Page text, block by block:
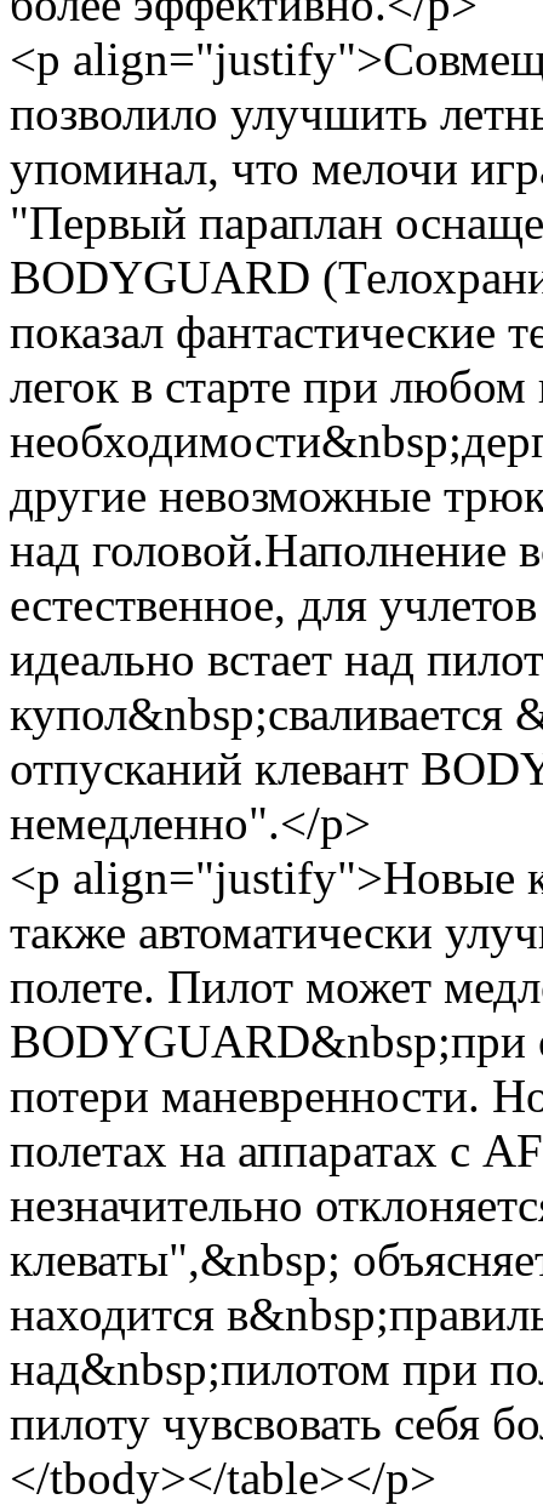
<p
позволило улучшить
упоминал, что мелочи
"Первый параплан
BODYGUARD
показал фантастические
легок в старте при любом
другие невозможные
над головой.Наполнение
естественное, для
идеально встает над
купол&nbsp;сваливается
отпусканий клевант
немедленно".</p>
<p align="justify">Новые
также автоматически
полете. Пилот может
BODYGUARD&nbsp;при
потери маневренности.
полетах на аппаратах с
незначительно
клеваты",&nbsp;
находится
над&nbsp;пилотом при
пилоту чувсвовать себя
</tbody></table></p>